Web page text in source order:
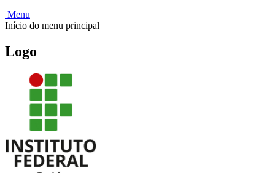
Menu
Início do menu principal
Logo